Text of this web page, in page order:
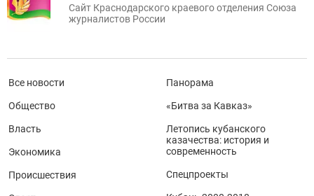
Сайт Краснодарского краевого отделения Союза
журналистов России
Все новости
Общество
Власть
Экономика
Происшествия
Панорама
«Битва за Кавказ»
Летопись кубанского
казачества: история и
современность
Спецпроекты